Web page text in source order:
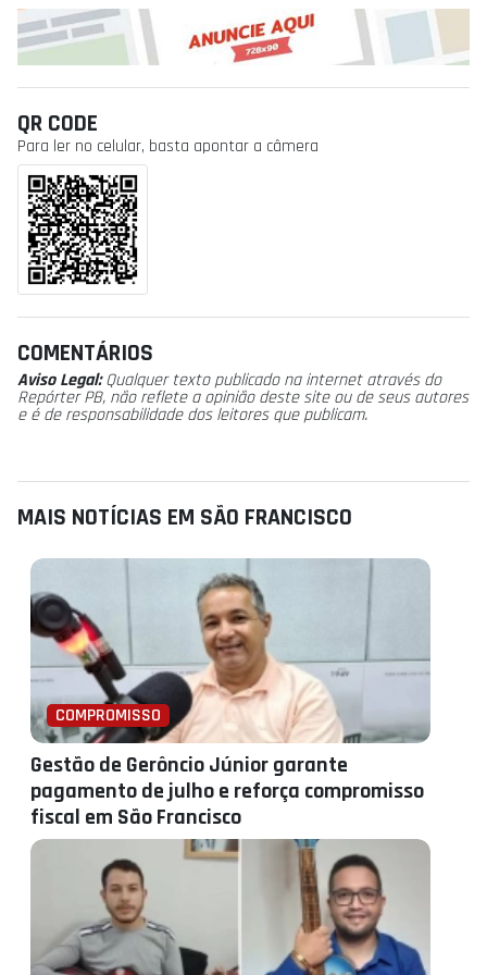
QR CODE
Para ler no celular, basta apontar a câmera
COMENTÁRIOS
Aviso Legal:Qualquer texto publicado na internet através do
Repórter PB, não reflete a opinião deste site ou de seus autores
e é de responsabilidade dos leitores que publicam.
MAIS NOTÍCIAS EM SÃO FRANCISCO
COMPROMISSO
Gestão de Gerôncio Júnior garante
pagamento de julho e reforça compromisso
fiscal em São Francisco